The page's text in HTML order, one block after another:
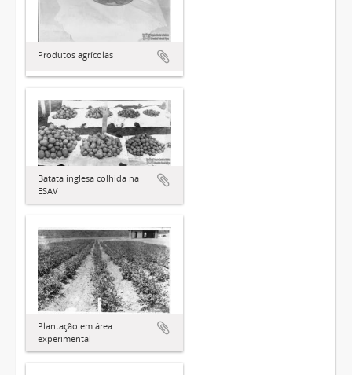
Produtos agrícolas
Batata inglesa colhida na
ESAV
Plantação em área
experimental